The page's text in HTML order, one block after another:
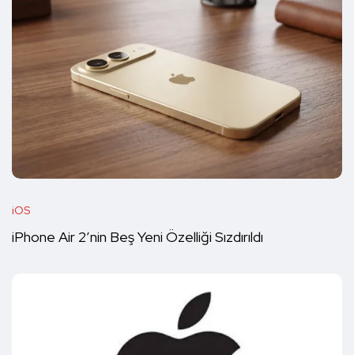
iOS
iPhone Air 2’nin Beş Yeni Özelliği Sızdırıldı